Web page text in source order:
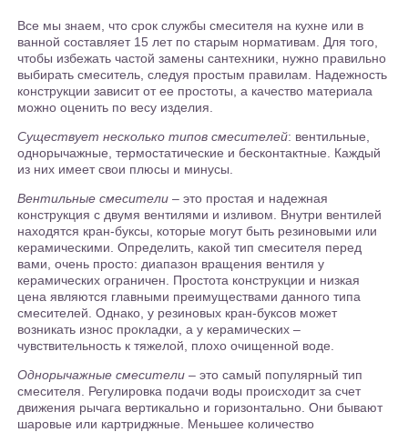
Все мы знаем, что срок службы смесителя на кухне или в
ванной составляет 15 лет по старым нормативам. Для того,
чтобы избежать частой замены сантехники, нужно правильно
выбирать смеситель, следуя простым правилам. Надежность
конструкции зависит от ее простоты, а качество материала
можно оценить по весу изделия.
Существует несколько типов смесителей: вентильные,
однорычажные, термостатические и бесконтактные. Каждый
из них имеет свои плюсы и минусы.
Вентильные смесители – это простая и надежная
конструкция с двумя вентилями и изливом. Внутри вентилей
находятся кран-буксы, которые могут быть резиновыми или
керамическими. Определить, какой тип смесителя перед
вами, очень просто: диапазон вращения вентиля у
керамических ограничен. Простота конструкции и низкая
цена являются главными преимуществами данного типа
смесителей. Однако, у резиновых кран-буксов может
возникать износ прокладки, а у керамических –
чувствительность к тяжелой, плохо очищенной воде.
Однорычажные смесители – это самый популярный тип
смесителя. Регулировка подачи воды происходит за счет
движения рычага вертикально и горизонтально. Они бывают
шаровые или картриджные. Меньшее количество